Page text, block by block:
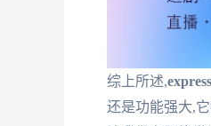
综上所述,
还是功能强大,